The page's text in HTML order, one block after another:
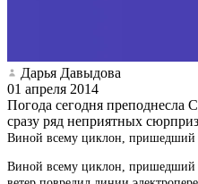
Дарья Давыдова
01 апреля 2014
Погода сегодня преподнесла
сразу ряд неприятных
Виной всему циклон, пришедший
Виной всему циклон,